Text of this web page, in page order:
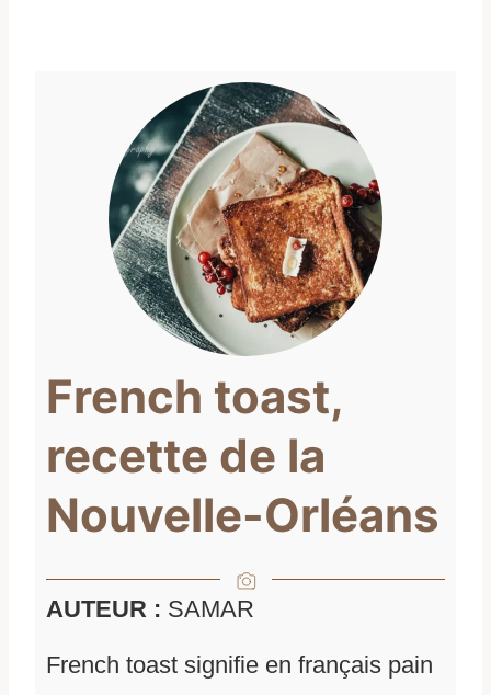
French toast,
recette de la
Nouvelle-Orléans
AUTEUR : SAMAR
French toast signifie en français pain